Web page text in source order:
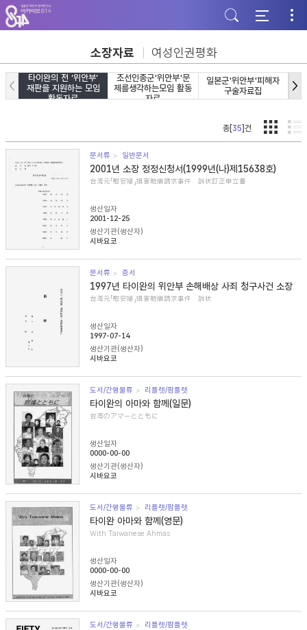
주
메
뉴
가
기
본
문
바
기
하
단
바
기
소장자료 여성인권평화
타이완의 전 ‘위안부’
재판을 지원하는 모임
활동자료
조선인종군'위안부'문
제를생각하는모임 활동
자료
일본군'위안부'피해자
구술자료집
일
총[35]건
문서류 일반문서
2001년 소장 정정신청서(1999년(나)제15638호)
台湾元「慰安婦」損害賠償請求事件 訴状訂正申立書
생산일자
2001-12-25
생산기관(생산자)
시바요코
문서류 증서
1997년 타이완의 위안부 손해배상 사죄 청구사건 소장
台湾元「慰安婦」損害賠償請求事件 訴状
생산일자
1997-07-14
생산기관(생산자)
시바요코
도서/간행물류 리플렛/팜플렛
타이완의 아마와 함께(일문)
台湾のアマーとともに
생산일자
0000-00-00
생산기관(생산자)
시바요코
도서/간행물류 리플렛/팜플렛
타이완 아마와 함께(영문)
With Taiwanese Ahmas
생산일자
0000-00-00
생산기관(생산자)
시바요코
도서/간행물류 리플렛/팜플렛